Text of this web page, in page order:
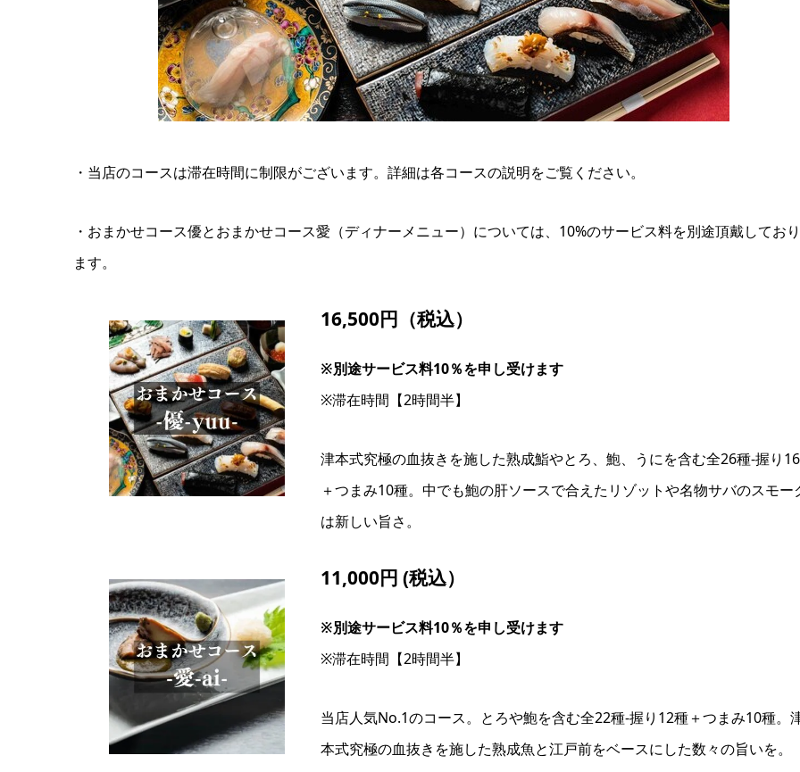
・当店のコースは滞在時間に制限がございます。詳細は各コースの説明をご覧ください。
・おまかせコース優とおまかせコース愛（ディナーメニュー）については、10%のサービス料を別途頂戴しており
ます。
16,500円（税込）
※別途サービス料10％を申し受けます
※滞在時間【2時間半】
津本式究極の血抜きを施した熟成鮨やとろ、鮑、うにを含む全26種-握り
＋つまみ10種。中でも鮑の肝ソースで合えたリゾットや名物サバのスモー
は新しい旨さ。
11,000円 (税込）
※別途サービス料10％を申し受けます
※滞在時間【2時間半】
当店人気No.1のコース。とろや鮑を含む全22種-握り12種＋つまみ10種。
本式究極の血抜きを施した熟成魚と江戸前をベースにした数々の旨いを。